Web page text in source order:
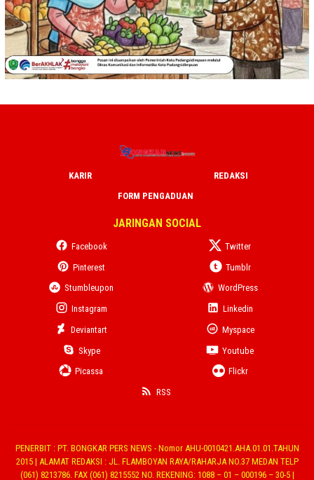
KARIR
REDAKSI
FORM PENGADUAN
JARINGAN SOCIAL
Facebook
Twitter
Pinterest
Tumblr
Stumbleupon
WordPress
Instagram
Linkedin
Deviantart
Myspace
Skype
Youtube
Picassa
Flickr
RSS
PENERBIT : PT. BONGKAR PERS NEWS - Nomor AHU-0010421.AHA.01.01.TAHUN
2015 | ALAMAT REDAKSI : JL. FLAMBOYAN RAYA/RAHARJA NO.37 MEDAN TELP
(061) 8213786. FAX (061) 8215552 NO. REKENING: 1088 – 01 – 000196 – 30-5 |